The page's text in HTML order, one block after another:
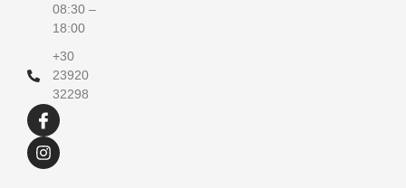
08:30 –
18:00
+30
23920
32298